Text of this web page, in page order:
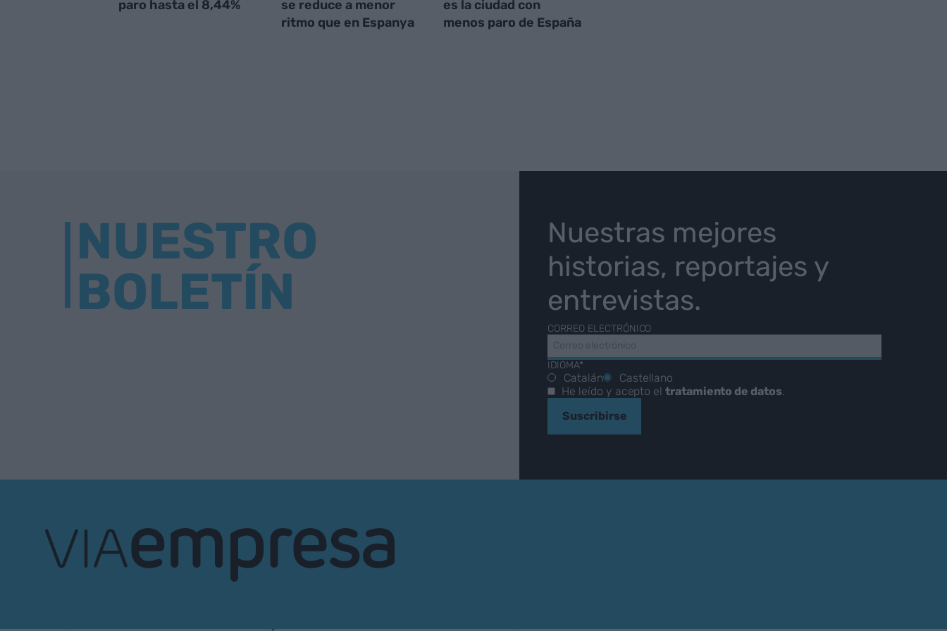
paro hasta el 8,44%
se reduce a menor
ritmo que en Espanya
es la ciudad con
menos paro de España
NUESTRO
BOLETÍN
Nuestras mejores
historias, reportajes y
entrevistas.
CORREO ELECTRÓNICO
IDIOMA*
Catalán
Castellano
He leído y acepto eltratamiento de datos.
Suscribirse